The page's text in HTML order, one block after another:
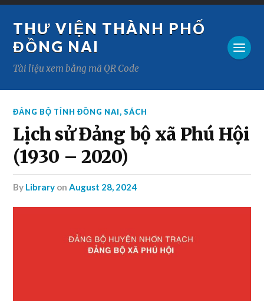
THƯ VIỆN THÀNH PHỐ
ĐỒNG NAI
Tài liệu xem bằng mã QR Code
ĐẢNG BỘ TỈNH ĐỒNG NAI,SÁCH
Lịch sử Đảng bộ xã Phú Hội
(1930 – 2020)
by Library onAugust 28, 2024